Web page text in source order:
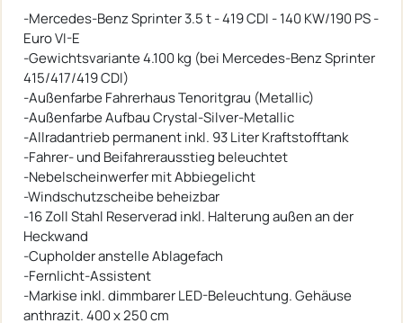
-Mercedes-Benz Sprinter 3.5 t - 419 CDI - 140 KW/190 PS -
Euro VI-E
-Gewichtsvariante 4.100 kg (bei Mercedes-Benz Sprinter
415/417/419 CDI)
-Außenfarbe Fahrerhaus Tenoritgrau (Metallic)
-Außenfarbe Aufbau Crystal-Silver-Metallic
-Allradantrieb permanent inkl. 93 Liter Kraftstofftank
-Fahrer- und Beifahrerausstieg beleuchtet
-Nebelscheinwerfer mit Abbiegelicht
-Windschutzscheibe beheizbar
-16 Zoll Stahl Reserverad inkl. Halterung außen an der
Heckwand
-Cupholder anstelle Ablagefach
-Fernlicht-Assistent
-Markise inkl. dimmbarer LED-Beleuchtung. Gehäuse
anthrazit. 400 x 250 cm